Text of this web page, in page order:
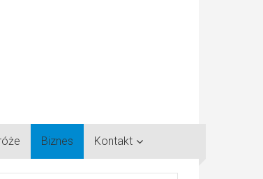
Biznes Kontakt